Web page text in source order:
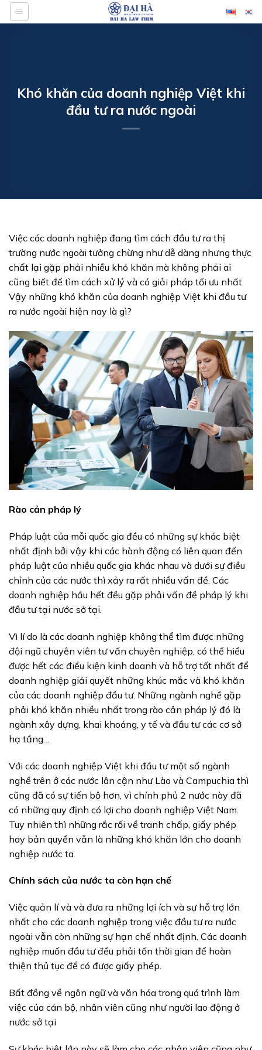
Bỏ
qua
Khó khăn của doanh nghiệp Việt khi
đầu tư ra nước ngoài
Việc các doanh nghiệp đang tìm cách đầu tư ra thị
trường nước ngoài tưởng chừng như dễ dàng nhưng thực
chất lại gặp phải nhiều khó khăn mà không phải ai
cũng biết để tìm cách xử lý và có giải pháp tối ưu nhất.
Vậy những khó khăn của doanh nghiệp Việt khi đầu tư
ra nước ngoài hiện nay là gì?
Rào cản pháp lý
Pháp luật của mỗi quốc gia đều có những sự khác biệt
nhất định bởi vậy khi các hành động có liên quan đến
pháp luật của nhiều quốc gia khác nhau và dưới sự điều
chỉnh của các nước thì xảy ra rất nhiều vấn đề. Các
doanh nghiệp hầu hết đều gặp phải vấn đề pháp lý khi
đầu tư tại nước sở tại.
Vì lí do là các doanh nghiệp không thể tìm được những
đội ngũ chuyên viên tư vấn chuyên nghiệp, có thể hiểu
được hết các điều kiện kinh doanh và hỗ trợ tốt nhất để
doanh nghiệp giải quyết những khúc mắc và khó khăn
của các doanh nghiệp đầu tư. Những ngành nghề gặp
phải khó khăn nhiều nhất trong rào cản pháp lý đó là
ngành xây dựng, khai khoáng, y tế và đầu tư các cơ sở
hạ tầng…
Với các doanh nghiệp Việt khi đầu tư một số ngành
nghề trên ở các nước lân cận như Lào và Campuchia thì
cũng đã có sự tiến bộ hơn, vì chính phủ 2 nước này đã
có những quy định có lợi cho doanh nghiệp Việt Nam.
Tuy nhiên thì những rắc rối về tranh chấp, giấy phép
hay bản quyền vẫn là những khó khăn lớn cho doanh
nghiệp nước ta.
Chính sách của nước ta còn hạn chế
Việc quản lí và và đưa ra những lợi ích và sự hỗ trợ lớn
nhất cho các doanh nghiệp trong việc đầu tư ra nước
ngoài vẫn còn những sự hạn chế nhất định. Các doanh
nghiệp muốn đầu tư đều phải tốn thời gian để hoàn
thiện thủ tục để có được giấy phép.
Bất đồng về ngôn ngữ và văn hóa trong quá trình làm
việc của cán bộ, nhân viên cũng như người lao động ở
nước sở tại